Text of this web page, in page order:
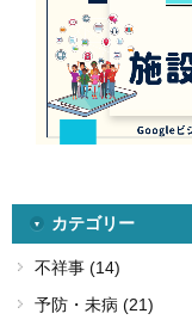
カテゴリー
不祥事 (14)
予防・未病 (21)